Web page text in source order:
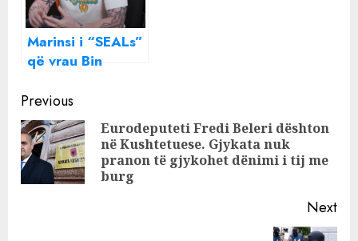
Marinsi i “SEALs”
që vrau Bin
më dërguan me
mision në
Shqipëri
Continue
Reading
Previous
Eurodeputeti Fredi Beleri dështon
në Kushtetuese. Gjykata nuk
pranon të gjykohet dënimi i tij me
burg
Next